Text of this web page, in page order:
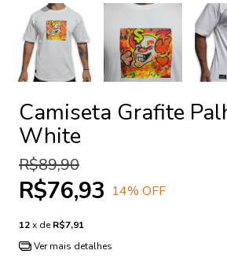
Camiseta Grafite
White
R$89,90
R$76,93 14% OFF
12x deR$7,91
Ver mais detalhes